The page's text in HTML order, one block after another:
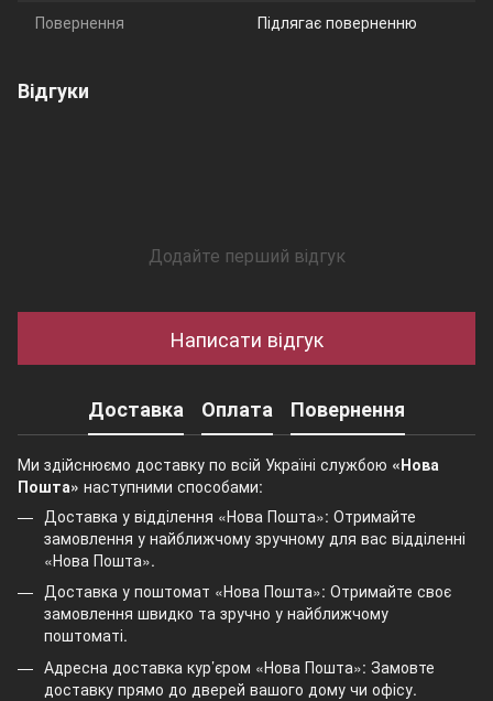
Повернення
Підлягає поверненню
Відгуки
Додайте перший відгук
Написати відгук
Доставка Оплата Повернення
Ми здійснюємо доставку по всій Україні службою «Нова
Пошта» наступними способами:
Доставка у відділення «Нова Пошта»: Отримайте
замовлення у найближчому зручному для вас відділенні
«Нова Пошта».
Доставка у поштомат «Нова Пошта»: Отримайте своє
замовлення швидко та зручно у найближчому
поштоматі.
Адресна доставка кур’єром «Нова Пошта»: Замовте
доставку прямо до дверей вашого дому чи офісу.